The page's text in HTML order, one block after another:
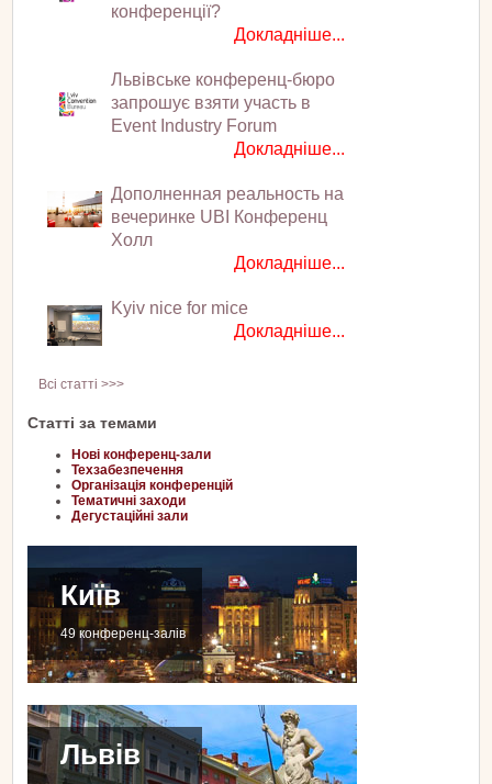
конференції?
Докладніше...
Львівське конференц-бюро
запрошує взяти участь в
Event Industry Forum
Докладніше...
Дополненная реальность на
вечеринке UBI Конференц
Холл
Докладніше...
Kyiv nice for mice
Докладніше...
Всі статті >>>
Статті за темами
Нові конференц-зали
Техзабезпечення
Організація конференцій
Тематичні заходи
Дегустаційні зали
Київ
49 конференц-залів
Львів